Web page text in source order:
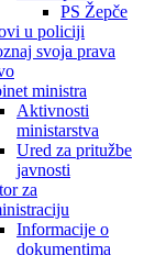
PS Žepče
u policiji
svoja prava
ministra
Aktivnosti
ministarstva
Ured za pritužbe
javnosti
za
Informacije o
dokumentima